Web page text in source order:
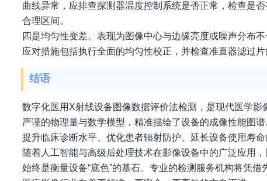
曲线异常，应排查探测器温度控制系统是否正常，检查是
合理区间。
四是均匀性变差。表现为图像中心与边缘亮度或噪声分布
应对措施包括执行全面的均匀性校正，并检查准直器滤过片
结语
数字化医用X射线设备图像数据评价法检测，是现代医学
严谨的物理量与数学模型，精准描绘了设备的成像性能图
提升临床诊断水平、优化患者辐射防护、延长设备使用寿命
随着人工智能与高级后处理技术在影像设备中的广泛应用
始终是衡量设备“底色”的基石。专业的检测服务机构将凭